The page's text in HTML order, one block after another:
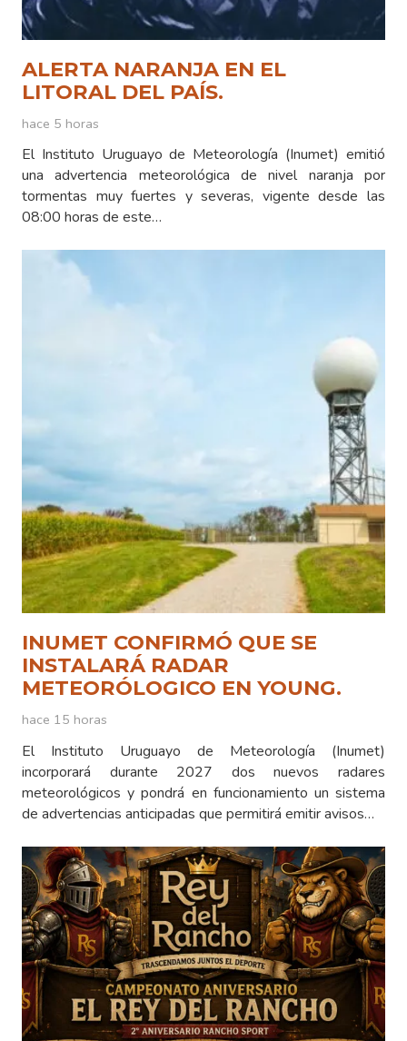
ALERTA NARANJA EN EL
LITORAL DEL PAÍS.
hace 5 horas
El Instituto Uruguayo de Meteorología (Inumet) emitió
una advertencia meteorológica de nivel naranja por
tormentas muy fuertes y severas, vigente desde las
08:00 horas de este…
INUMET CONFIRMÓ QUE SE
INSTALARÁ RADAR
METEORÓLOGICO EN YOUNG.
hace 15 horas
El Instituto Uruguayo de Meteorología (Inumet)
incorporará durante 2027 dos nuevos radares
meteorológicos y pondrá en funcionamiento un sistema
de advertencias anticipadas que permitirá emitir avisos…